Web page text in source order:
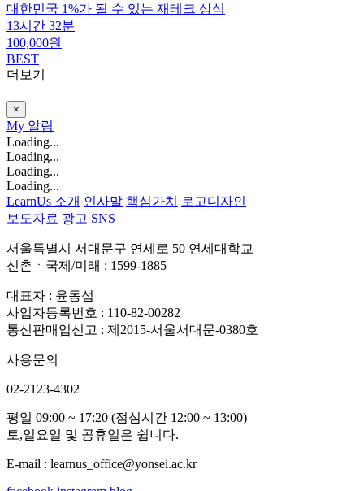
대한민국 1%가 될 수 있는 재테크 상식
13시간 32분
100,000원
BEST
더보기
×
My 알림
Loading...
Loading...
Loading...
Loading...
LearnUs 소개 인사말 핵심가치
로고디자인
보도자료 광고 SNS
서울특별시 서대문구 연세로 50 연세대학교
신촌ㆍ국제/미래 : 1599-1885
대표자 : 윤동섭
사업자등록번호 : 110-82-00282
통신판매업신고 : 제2015-서울서대문-0380호
사용문의
02-2123-4302
평일 09:00 ~ 17:20 (점심시간 12:00 ~ 13:00)
토,일요일 및 공휴일은 쉽니다.
E-mail : learnus_office@yonsei.ac.kr